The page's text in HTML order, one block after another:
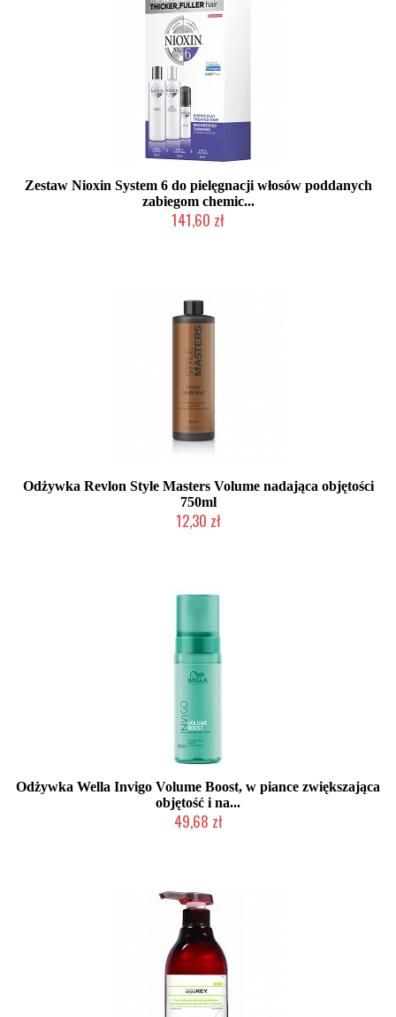
Zestaw Nioxin System 6 do pielęgnacji włosów poddanych
zabiegom chemic...
141,60 zł
Odżywka Revlon Style Masters Volume nadająca objętości
750ml
12,30 zł
Odżywka Wella Invigo Volume Boost, w piance zwiększająca
objętość i na...
49,68 zł